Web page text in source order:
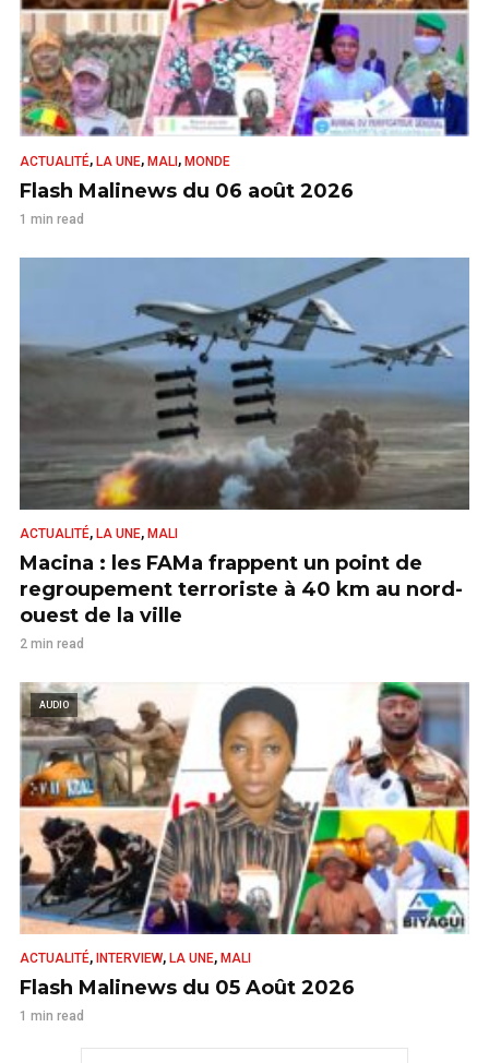
ACTUALITÉ, LA UNE, MALI, MONDE
Flash Malinews du 06 août 2026
1 min read
ACTUALITÉ, LA UNE, MALI
Macina : les FAMa frappent un point de
regroupement terroriste à 40 km au nord-
ouest de la ville
2 min read
AUDIO
ACTUALITÉ, INTERVIEW, LA UNE, MALI
Flash Malinews du 05 Août 2026
1 min read